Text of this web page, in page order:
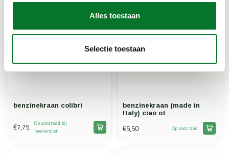
Alles toestaan
Selectie toestaan
benzinekraan colibri
€7,75
Op voorraad bij
leverancier
benzinekraan (made in
Italy) ciao ot
€5,50 Op voorraad